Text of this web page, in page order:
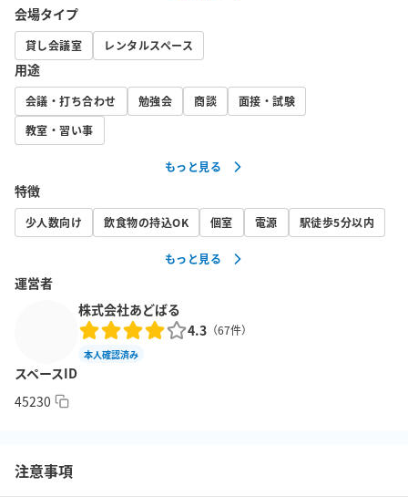
・HDMI変換器（VGA） x 1本
・HDMI変換器（USB Type-C） x 1本
・HDMI変換器（Thunderbolt） x 1本
・ハンガーラック x 1台
・傘立て x 1台
追加オプション及び、注意事項・禁止事項の下部にサービスの説
明がありますので、ご確認ください。
・男女別（男性：洋式2/小3　女性：洋式2）
・ファミリーマート　徒歩1分
・セブンイレブン　徒歩2分
・ローソン　徒歩4分
原状回復をお願いしております。
会場タイプ
貸し会議室 レンタルスペース
用途
会議・打ち合わせ 勉強会 商談
面接・試験
教室・習い事
もっと見る
特徴
少人数向け 飲食物の持込OK 個室 電源 駅徒歩5分以内
もっと見る
運営者
株式会社あどばる
4.3 （67件）
本人確認済み
スペースID
45230
注意事項